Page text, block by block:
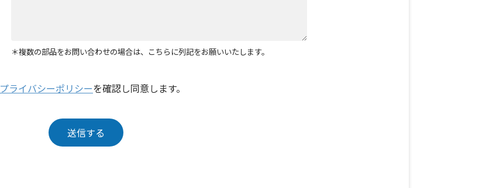
＊複数の部品をお問い合わせの場合は、こちらに列記をお願いいたします。
プライバシーポリシーを確認し同意します。